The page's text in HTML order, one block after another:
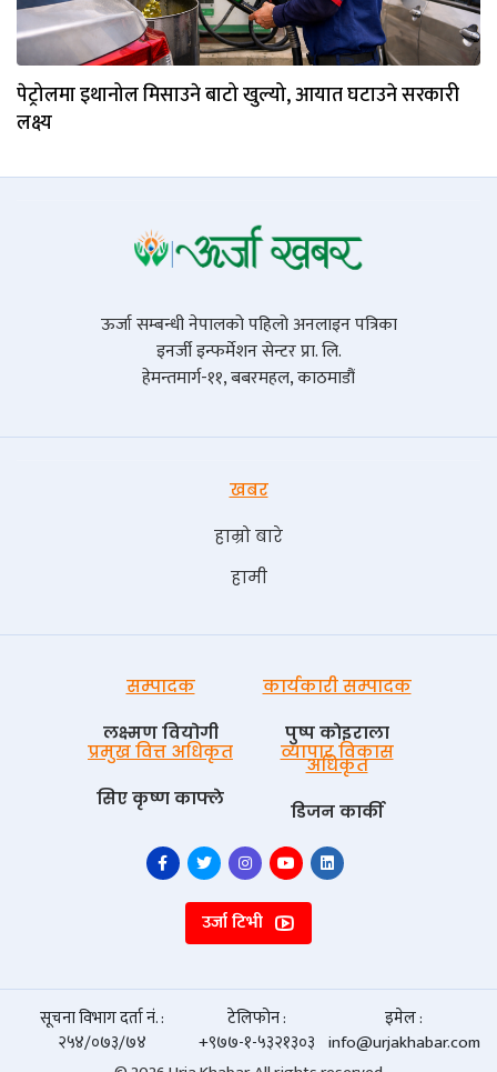
पेट्रोलमा इथानोल मिसाउने बाटो खुल्यो, आयात घटाउने सरकारी
लक्ष्य
ऊर्जा सम्बन्धी नेपालको पहिलो अनलाइन पत्रिका
इनर्जी इन्फर्मेशन सेन्टर प्रा. लि.
हेमन्तमार्ग-११, बबरमहल, काठमाडौं
खबर
हाम्रो बारे
हामी
सम्पादक
लक्ष्मण वियोगी
कार्यकारी सम्पादक
पुष्प काेइराला
प्रमुख वित्त अधिकृत
सिए कृष्ण काफ्ले
व्यापार विकास
अधिकृत
डिजन कार्की
उर्जा टिभी
सूचना विभाग दर्ता नं. :
२५४/०७३/७४
टेलिफोन :
+९७७-१-५३२१३०३
इमेल :
info@urjakhabar.com